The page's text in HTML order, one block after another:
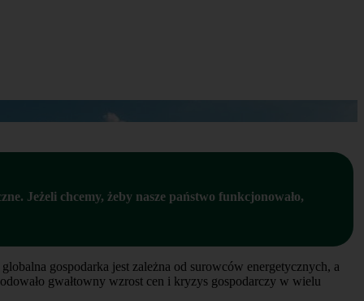
Jeżeli chcemy, żeby nasze państwo funkcjonowało,
gospodarka jest zależna od surowców energetycznych, a
gwałtowny wzrost cen i kryzys gospodarczy w wielu